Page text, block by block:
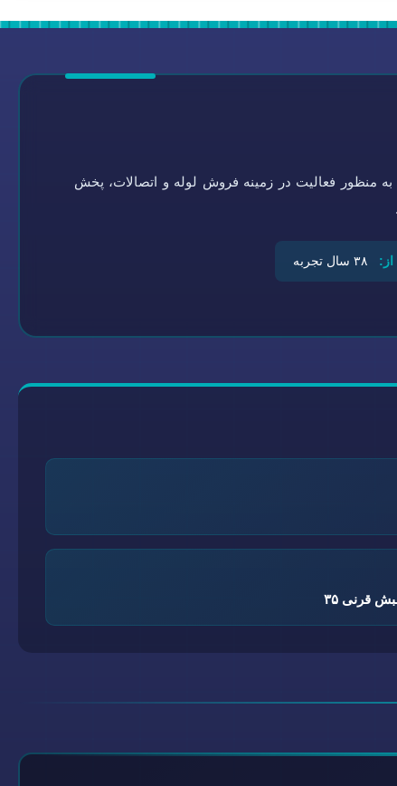
گروه تاسیسات سلامتی به شماره ثبت ۰-۴۵۱۹۲۱-۰۹۴ در سال ۱۳۶۴ به منظور فعالیت در زمینه فروش لوله و اتصالات، پخش
قرنی ۳۵